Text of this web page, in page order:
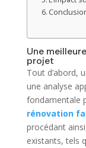
Une
projet
Tout d’abord,
une analyse
fondamentale
rénovation
procédant
existants, tels